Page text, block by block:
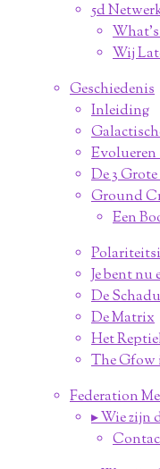
5d
Wij
Geschiedenis
Inleiding
Evolueren
De 3
Ground
Een
Je bent nu
De
De Matrix
Het
The Gfow
Federation
▸ Wie zijn